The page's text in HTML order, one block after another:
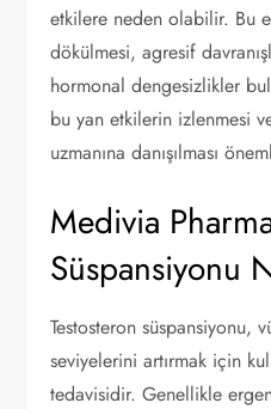
etkilere neden olabilir. Bu
dökülmesi, agresif
hormonal dengesizlikler
bu yan etkilerin izlenmesi
uzmanına danışılması
Medivia
Süspansiyonu
Testosteron süspansiyonu,
seviyelerini artırmak için
tedavisidir. Genellikle